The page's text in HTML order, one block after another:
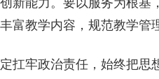
新能力。要以服务为根基
富教学内容，规范教学管
扛牢政治责任，始终把